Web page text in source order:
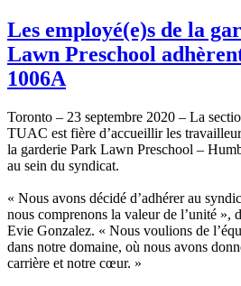
Les employé(e)s de la
Lawn Preschool
1006A
Toronto – 23 septembre 2020 – La
TUAC est fière d’accueillir les
la garderie Park Lawn Preschool –
au sein du syndicat.
« Nous avons décidé d’adhérer au
nous comprenons la valeur de l’unité »,
Evie Gonzalez. « Nous voulions de
dans notre domaine, où nous avons
carrière et notre cœur. »